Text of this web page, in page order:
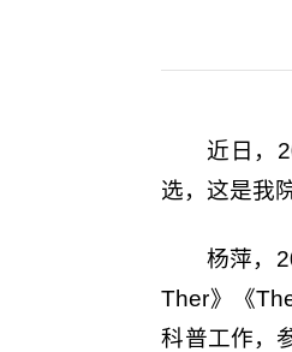
近日，
选，这是我
杨萍，
Ther》《
科普工作，